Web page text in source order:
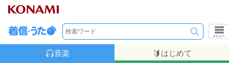
メニュー
音楽 はじめて